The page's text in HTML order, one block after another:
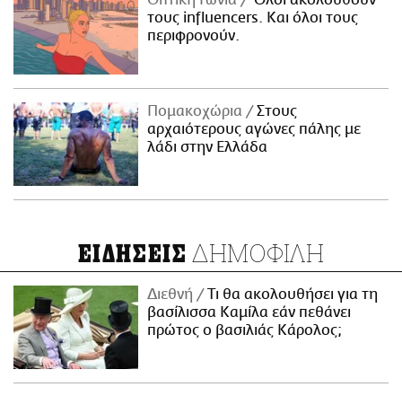
τους influencers. Και όλοι τους
περιφρονούν.
Πομακοχώρια
Στους
αρχαιότερους αγώνες πάλης με
λάδι στην Ελλάδα
ΕΙΔΗΣΕΙΣ ΔΗΜΟΦΙΛΗ
Διεθνή
Τι θα ακολουθήσει για τη
βασίλισσα Καμίλα εάν πεθάνει
πρώτος ο βασιλιάς Κάρολος;